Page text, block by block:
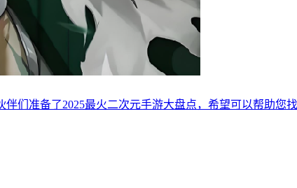
们准备了2025最火二次元手游大盘点，希望可以帮助您找